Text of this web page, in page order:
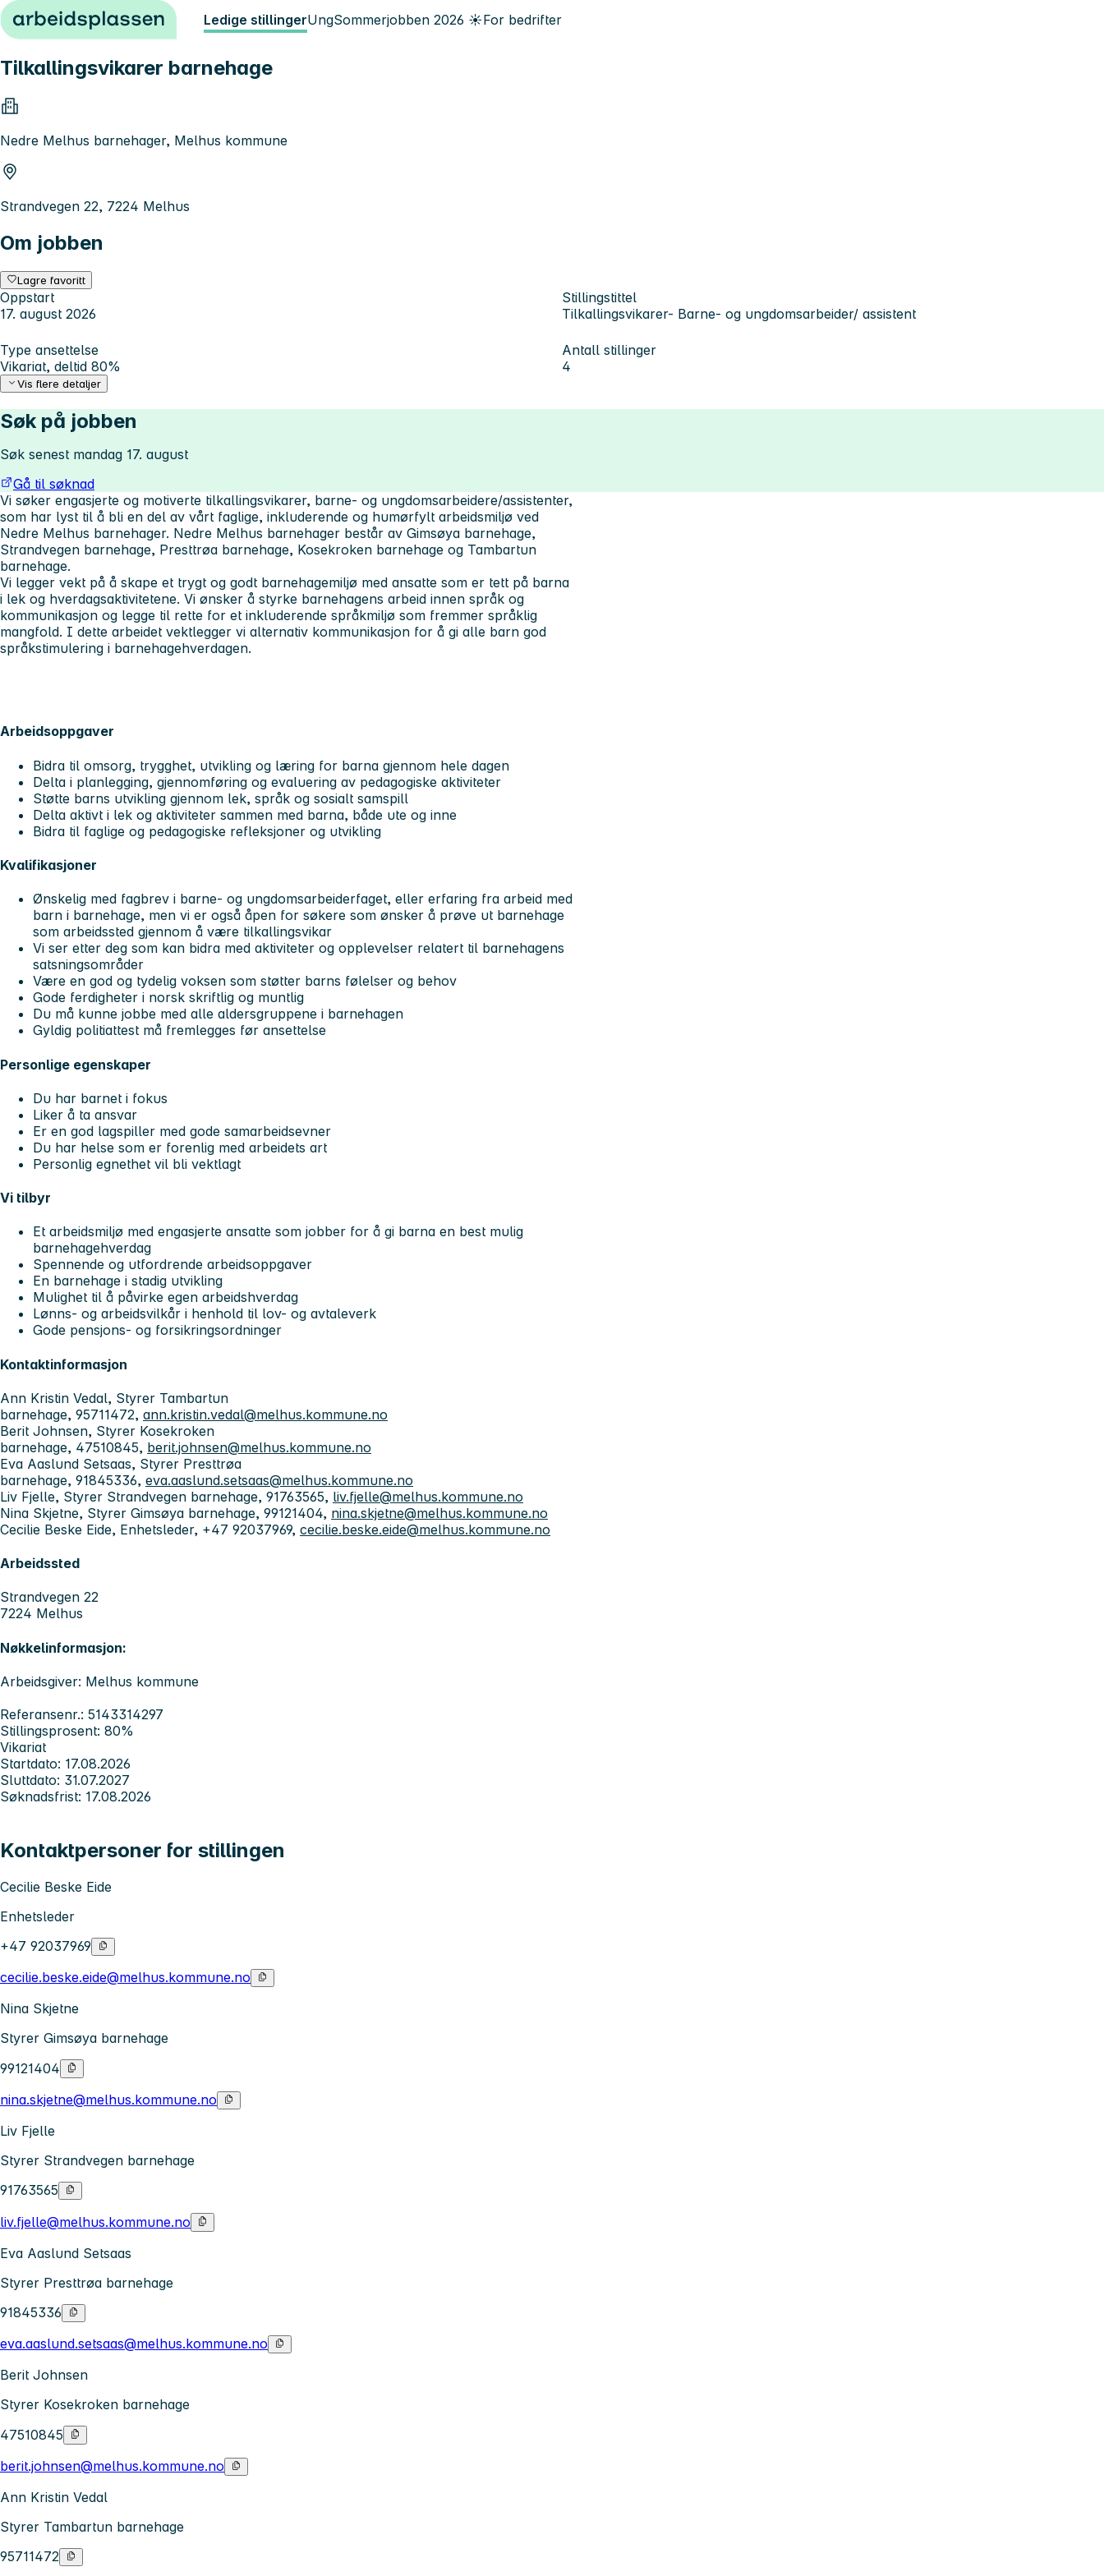
Hopp til innhold Ledige stillingerUngSommerjobben 2026 ☀️For bedrifter
Tilkallingsvikarer barnehage
Nedre Melhus barnehager, Melhus kommune
Strandvegen 22, 7224 Melhus
Om jobben
Lagre favoritt
Oppstart
17. august 2026
Stillingstittel
Tilkallingsvikarer- Barne- og ungdomsarbeider/ assistent
Type ansettelse
Vikariat, deltid 80%
Antall stillinger
4
Vis flere detaljer
Søk på jobben
Søk senest mandag 17. august
Gå til søknad
Vi søker engasjerte og motiverte tilkallingsvikarer, barne- og ungdomsarbeidere/assistenter,
som har lyst til å bli en del av vårt faglige, inkluderende og humørfylt arbeidsmiljø ved
Nedre Melhus barnehager. Nedre Melhus barnehager består av Gimsøya barnehage,
Strandvegen barnehage, Presttrøa barnehage, Kosekroken barnehage og Tambartun
barnehage.
Vi legger vekt på å skape et trygt og godt barnehagemiljø med ansatte som er tett på barna
i lek og hverdagsaktivitetene. Vi ønsker å styrke barnehagens arbeid innen språk og
kommunikasjon og legge til rette for et inkluderende språkmiljø som fremmer språklig
mangfold. I dette arbeidet vektlegger vi alternativ kommunikasjon for å gi alle barn god
språkstimulering i barnehagehverdagen.
Arbeidsoppgaver
Bidra til omsorg, trygghet, utvikling og læring for barna gjennom hele dagen
Delta i planlegging, gjennomføring og evaluering av pedagogiske aktiviteter
Støtte barns utvikling gjennom lek, språk og sosialt samspill
Delta aktivt i lek og aktiviteter sammen med barna, både ute og inne
Bidra til faglige og pedagogiske refleksjoner og utvikling
Kvalifikasjoner
Ønskelig med fagbrev i barne- og ungdomsarbeiderfaget, eller erfaring fra arbeid med
barn i barnehage, men vi er også åpen for søkere som ønsker å prøve ut barnehage
som arbeidssted gjennom å være tilkallingsvikar
Vi ser etter deg som kan bidra med aktiviteter og opplevelser relatert til barnehagens
satsningsområder
Være en god og tydelig voksen som støtter barns følelser og behov
Gode ferdigheter i norsk skriftlig og muntlig
Du må kunne jobbe med alle aldersgruppene i barnehagen
Gyldig politiattest må fremlegges før ansettelse
Personlige egenskaper
Du har barnet i fokus
Liker å ta ansvar
Er en god lagspiller med gode samarbeidsevner
Du har helse som er forenlig med arbeidets art
Personlig egnethet vil bli vektlagt
Vi tilbyr
Et arbeidsmiljø med engasjerte ansatte som jobber for å gi barna en best mulig
barnehagehverdag
Spennende og utfordrende arbeidsoppgaver
En barnehage i stadig utvikling
Mulighet til å påvirke egen arbeidshverdag
Lønns- og arbeidsvilkår i henhold til lov- og avtaleverk
Gode pensjons- og forsikringsordninger
Kontaktinformasjon
Ann Kristin Vedal, Styrer Tambartun
barnehage, 95711472, ann.kristin.vedal@melhus.kommune.no
Berit Johnsen, Styrer Kosekroken
barnehage, 47510845, berit.johnsen@melhus.kommune.no
Eva Aaslund Setsaas, Styrer Presttrøa
barnehage, 91845336, eva.aaslund.setsaas@melhus.kommune.no
Liv Fjelle, Styrer Strandvegen barnehage, 91763565, liv.fjelle@melhus.kommune.no
Nina Skjetne, Styrer Gimsøya barnehage, 99121404, nina.skjetne@melhus.kommune.no
Cecilie Beske Eide, Enhetsleder, +47 92037969, cecilie.beske.eide@melhus.kommune.no
Arbeidssted
Strandvegen 22
7224 Melhus
Nøkkelinformasjon:
Arbeidsgiver: Melhus kommune
Referansenr.: 5143314297
Stillingsprosent: 80%
Vikariat
Startdato: 17.08.2026
Sluttdato: 31.07.2027
Søknadsfrist: 17.08.2026
Kontaktpersoner for stillingen
Cecilie Beske Eide
Enhetsleder
+47 92037969
cecilie.beske.eide@melhus.kommune.no
Nina Skjetne
Styrer Gimsøya barnehage
99121404
nina.skjetne@melhus.kommune.no
Liv Fjelle
Styrer Strandvegen barnehage
91763565
liv.fjelle@melhus.kommune.no
Eva Aaslund Setsaas
Styrer Presttrøa barnehage
91845336
eva.aaslund.setsaas@melhus.kommune.no
Berit Johnsen
Styrer Kosekroken barnehage
47510845
berit.johnsen@melhus.kommune.no
Ann Kristin Vedal
Styrer Tambartun barnehage
95711472